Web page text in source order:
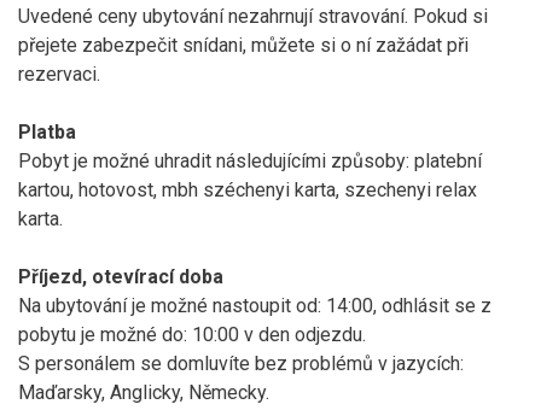
Uvedené ceny ubytování nezahrnují stravování. Pokud si
přejete zabezpečit snídani, můžete si o ní zažádat při
rezervaci.
Platba
Pobyt je možné uhradit následujícími způsoby: platební
kartou, hotovost, mbh széchenyi karta, szechenyi relax
karta.
Příjezd, otevírací doba
Na ubytování je možné nastoupit od: 14:00, odhlásit se z
pobytu je možné do: 10:00 v den odjezdu.
S personálem se domluvíte bez problémů v jazycích:
Maďarsky, Anglicky, Německy.